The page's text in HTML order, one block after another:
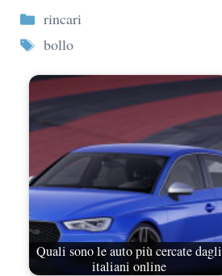
Categorie
rincari
Tag
bollo
Quali sono le auto più cercate dagli
italiani online